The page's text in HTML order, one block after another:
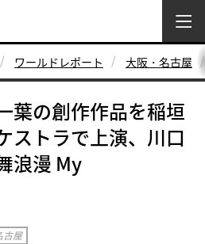
ワールドレポート 大阪・名古屋
葉の創作作品を稲垣
ストラで上演、川口
浪漫 My
古屋